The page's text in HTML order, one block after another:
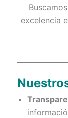
excelencia